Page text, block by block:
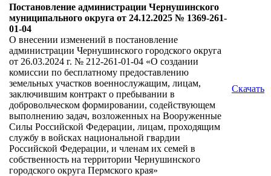
Постановление администрации Чернушинского
муниципального округа от 24.12.2025 № 1369-261-
01-04
О внесении изменений в постановление
администрации Чернушинского городского округа
от 26.03.2024 г. № 212-261-01-04 «О создании
комиссии по бесплатному предоставлению
земельных участков военнослужащим, лицам,
заключившим контракт о пребывании в
добровольческом формировании, содействующем
выполнению задач, возложенных на Вооруженные
Силы Российской Федерации, лицам, проходящим
службу в войсках национальной гвардии
Российской Федерации, и членам их семей в
собственность на территории Чернушинского
городского округа Пермского края»
Скачать